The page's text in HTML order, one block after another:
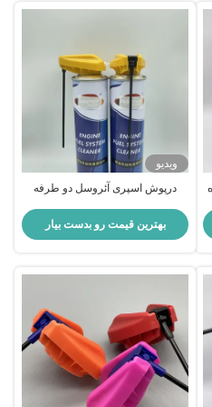
ویدیو
درپوش اسپری آئروسل دو طرفه
کنترل شده و انعطاف پذیر اسپری
بهترین قیمت رو بدست بیار